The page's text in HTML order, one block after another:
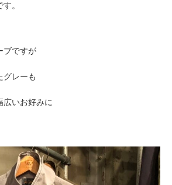
。
ブですが
グレーも
広いお好みに